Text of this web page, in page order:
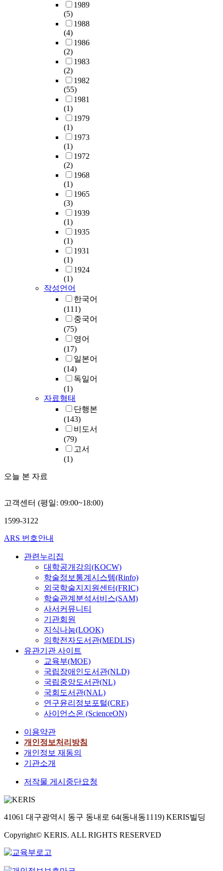
1989
(5)
1988
(4)
1986
(2)
1983
(2)
1982
(55)
1981
(1)
1979
(1)
1973
(1)
1972
(2)
1968
(1)
1965
(3)
1939
(1)
1935
(1)
1931
(1)
1924
(1)
작성언어
한국어
(111)
중국어
(75)
영어
(17)
일본어
(14)
독일어
(1)
자료형태
단행본
(143)
비도서
(79)
고서
(1)
오늘 본 자료
고객센터 (평일: 09:00~18:00)
1599-3122
ARS 번호안내
관련누리집
대학공개강의(KOCW)
학술정보통계시스템(Rinfo)
외국학술지지원센터(FRIC)
학술관계분석서비스(SAM)
사서커뮤니티
기관회원
지식나눔(LOOK)
의학전자도서관(MEDLIS)
유관기관 사이트
교육부(MOE)
국립장애인도서관(NLD)
국립중앙도서관(NL)
국회도서관(NAL)
연구윤리정보포털(CRE)
사이언스온 (ScienceON)
이용약관
개인정보처리방침
개인정보 재동의
기관소개
저작물 게시중단요청
41061 대구광역시 동구 동내로 64(동내동1119) KERIS빌딩
Copyright© KERIS. ALL RIGHTS RESERVED